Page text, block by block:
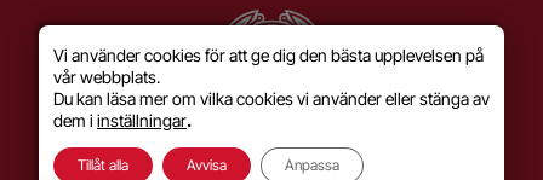
Vi använder cookies för att ge dig den bästa upplevelsen på
vår webbplats.
Du kan läsa mer om vilka cookies vi använder eller stänga av
dem i inställningar.
Tillåt alla Avvisa Anpassa